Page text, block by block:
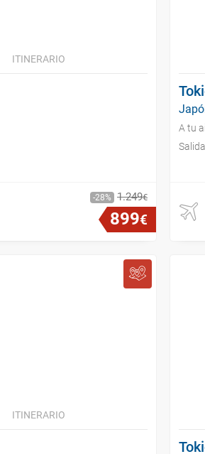
ITINERARIO
28 1.249€
899€
A tu
ITINERARIO